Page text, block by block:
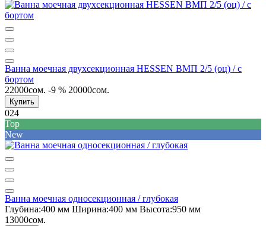
Ванна моечная двухсекционная HESSEN ВМП 2/5 (оц) / с
бортом
22000сом. -9 % 20000сом.
Купить
024
Top
New
Ванна моечная односекционная / глубокая
Глубина:400 мм Ширина:400 мм Высота:950 мм
13000сом.